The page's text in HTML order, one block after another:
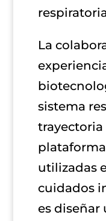
La
sistema
trayectoria
utilizadas
cuidados
es diseñar